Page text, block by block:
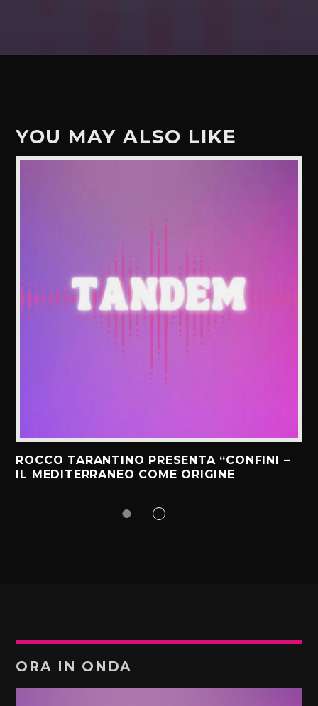
YOU MAY ALSO LIKE
ROCCO TARANTINO PRESENTA “CONFINI –
IL MEDITERRANEO COME ORIGINE
ORA IN ONDA